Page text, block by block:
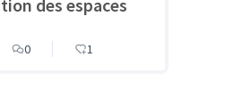
des espaces
0 1